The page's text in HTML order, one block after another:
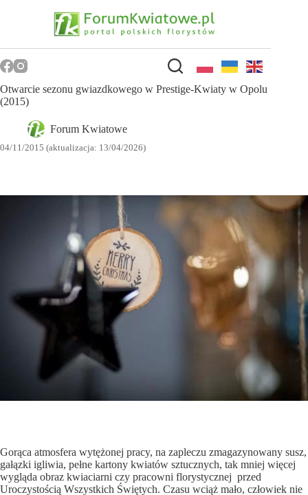
Otwarcie sezonu gwiazdkowego w Prestige-Kwiaty w Opolu
(2015)
Forum Kwiatowe
04/11/2015 (aktualizacja: 13/04/2026)
Gorąca atmosfera wytężonej pracy, na zapleczu zmagazynowany susz,
gałązki igliwia, pełne kartony kwiatów sztucznych, tak mniej więcej
wygląda obraz kwiaciarni czy pracowni florystycznej przed
Uroczystością Wszystkich Świętych. Czasu wciąż mało, człowiek nie